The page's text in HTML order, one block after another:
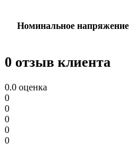
Номинальное напряжение
0 отзыв клиента
0.0 оценка
0
0
0
0
0